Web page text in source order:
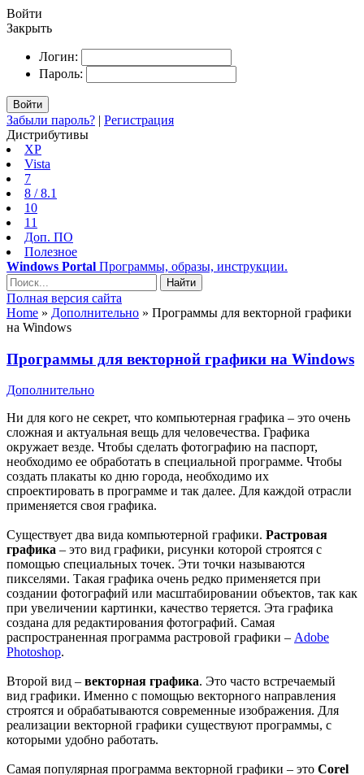
Войти
Закрыть
Логин:
Пароль:
Войти
Забыли пароль? | Регистрация
Дистрибутивы
XP
Vista
7
8 / 8.1
10
11
Доп. ПО
Полезное
Windows Portal Программы, образы, инструкции.
Найти
Полная версия сайта
Home » Дополнительно » Программы для векторной графики
на Windows
Программы для векторной графики на Windows
Дополнительно
Ни для кого не секрет, что компьютерная графика – это очень
сложная и актуальная вещь для человечества. Графика
окружает везде. Чтобы сделать фотографию на паспорт,
необходимо ее обработать в специальной программе. Чтобы
создать плакаты ко дню города, необходимо их
спроектировать в программе и так далее. Для каждой отрасли
применяется своя графика.
Существует два вида компьютерной графики. Растровая
графика – это вид графики, рисунки которой строятся с
помощью специальных точек. Эти точки называются
пикселями. Такая графика очень редко применяется при
создании фотографий или масштабировании объектов, так как
при увеличении картинки, качество теряется. Эта графика
создана для редактирования фотографий. Самая
распространенная программа растровой графики – Adobe
Photoshop.
Второй вид – векторная графика. Это часто встречаемый
вид графики. Именно с помощью векторного направления
строятся и обрабатываются современные изображения. Для
реализации векторной графики существуют программы, с
которыми удобно работать.
Самая популярная программа векторной графики – это Corel